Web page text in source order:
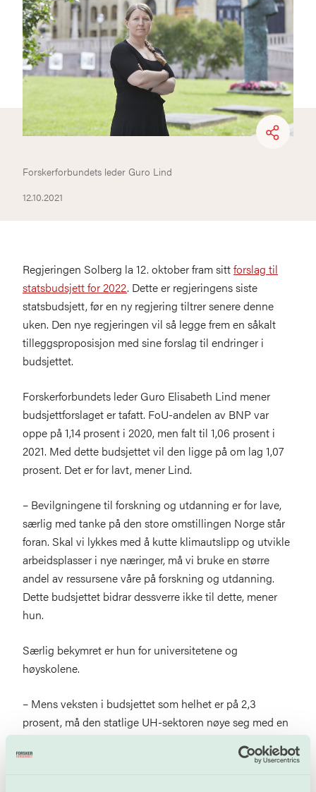
12.10.2021
Forskerforbundets leder Guro Lind
Regjeringen Solberg la 12. oktober fram sittforslag til
statsbudsjett for 2022. Dette er regjeringens siste
statsbudsjett, før en ny regjering tiltrer senere denne
uken. Den nye regjeringen vil så legge frem en såkalt
tilleggsproposisjon med sine forslag til endringer i
budsjettet.
Forskerforbundets leder Guro Elisabeth Lind mener
budsjettforslaget er tafatt. FoU-andelen av BNP var
oppe på 1,14 prosent i 2020, men falt til 1,06 prosent i
2021. Med dette budsjettet vil den ligge på om lag 1,07
prosent. Det er for lavt, mener Lind.
– Bevilgningene til forskning og utdanning er for lave,
særlig med tanke på den store omstillingen Norge står
foran. Skal vi lykkes med å kutte klimautslipp og utvikle
arbeidsplasser i nye næringer, må vi bruke en større
andel av ressursene våre på forskning og utdanning.
Dette budsjettet bidrar dessverre ikke til dette, mener
hun.
Særlig bekymret er hun for universitetene og
høyskolene.
– Mens veksten i budsjettet som helhet er på 2,3
prosent, må den statlige UH-sektoren nøye seg med en
vekst på 1,5 prosent. Det innebærer en realnedgang, og
gjør akademia til budsjettaper. Regjeringen tar nye 200
millioner i såkalte «effektiviseringskutt», og på toppen